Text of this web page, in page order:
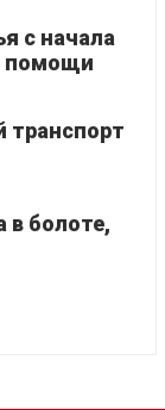
с начала
помощи
в болоте,